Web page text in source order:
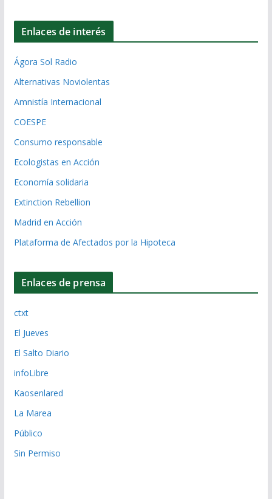
Enlaces de interés
Ágora Sol Radio
Alternativas Noviolentas
Amnistía Internacional
COESPE
Consumo responsable
Ecologistas en Acción
Economía solidaria
Extinction Rebellion
Madrid en Acción
Plataforma de Afectados por la Hipoteca
Enlaces de prensa
ctxt
El Jueves
El Salto Diario
infoLibre
Kaosenlared
La Marea
Público
Sin Permiso